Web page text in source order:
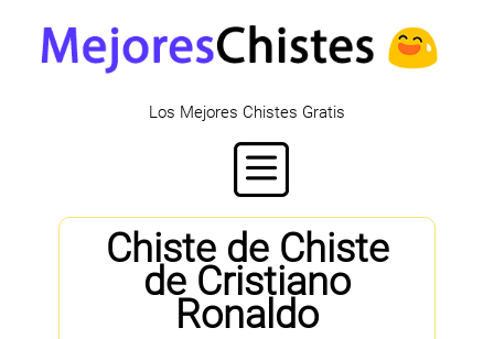
Los Mejores Chistes Gratis
Chiste de Chiste
de Cristiano
Ronaldo